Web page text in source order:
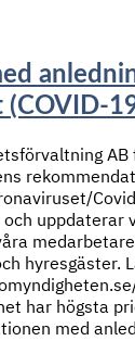
(COVID-
AB
uppdaterar
hyresgäster.
har högsta
med